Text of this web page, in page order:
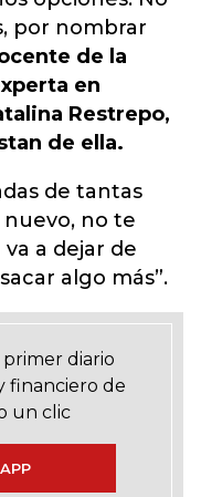
por nombrar
de la
en
Restrepo,
de ella.
de tantas
nuevo, no te
a dejar de
algo más”.
diario
financiero de
un clic